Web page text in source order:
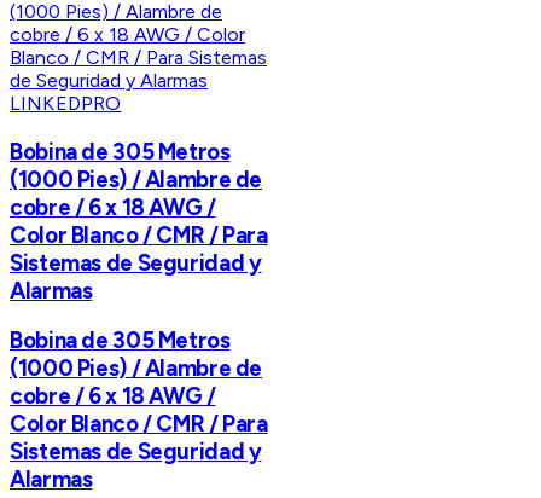
LINKEDPRO
Bobina de 305 Metros
(1000 Pies) / Alambre de
cobre / 6 x 18 AWG /
Color Blanco / CMR / Para
Sistemas de Seguridad y
Alarmas
Bobina de 305 Metros
(1000 Pies) / Alambre de
cobre / 6 x 18 AWG /
Color Blanco / CMR / Para
Sistemas de Seguridad y
Alarmas